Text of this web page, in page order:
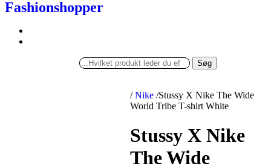
Fashionshopper
Søg
/ Nike /Stussy X Nike The Wide
World Tribe T-shirt White
Stussy X Nike
The Wide